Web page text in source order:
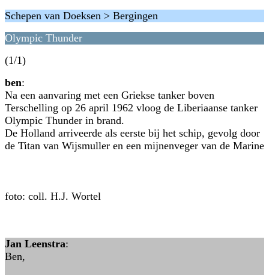
Schepen van Doeksen > Bergingen
Olympic Thunder
(1/1)
ben:
Na een aanvaring met een Griekse tanker boven
Terschelling op 26 april 1962 vloog de Liberiaanse tanker
Olympic Thunder in brand.
De Holland arriveerde als eerste bij het schip, gevolg door
de Titan van Wijsmuller en een mijnenveger van de Marine
foto: coll. H.J. Wortel
Jan Leenstra:
Ben,